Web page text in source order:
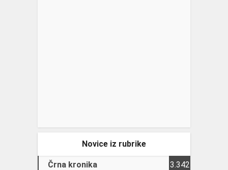
Novice iz rubrike
Črna kronika
3.342